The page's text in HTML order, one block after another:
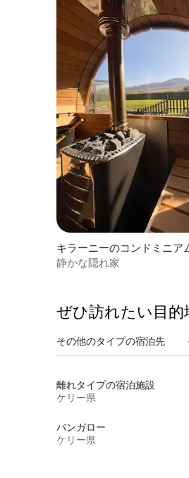
キラーニーのコンドミニア
静かな隠れ家
ぜひ訪⁠れ⁠た⁠い目⁠的⁠
その他のタ⁠イ⁠プ⁠の宿⁠泊⁠先
離れタイプの宿泊施設
ケリー県
バンガロー
ケリー県